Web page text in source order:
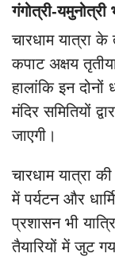
गंगोत्री-यमुनोत्री
चारधाम यात्रा
कपाट अक्षय
हालांकि इन
मंदिर समितियों
जाएगी।
चारधाम यात्रा
में पर्यटन और
प्रशासन भी
तैयारियों में जुट